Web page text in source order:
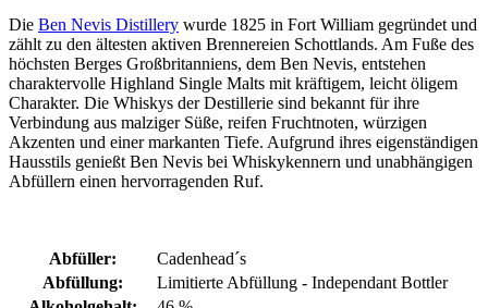
Die Ben Nevis Distillery wurde 1825 in Fort William gegründet und
zählt zu den ältesten aktiven Brennereien Schottlands. Am Fuße des
höchsten Berges Großbritanniens, dem Ben Nevis, entstehen
charaktervolle Highland Single Malts mit kräftigem, leicht öligem
Charakter. Die Whiskys der Destillerie sind bekannt für ihre
Verbindung aus malziger Süße, reifen Fruchtnoten, würzigen
Akzenten und einer markanten Tiefe. Aufgrund ihres eigenständigen
Hausstils genießt Ben Nevis bei Whiskykennern und unabhängigen
Abfüllern einen hervorragenden Ruf.
Abfüller:
Cadenhead´s
Abfüllung:
Limitierte Abfüllung - Independant Bottler